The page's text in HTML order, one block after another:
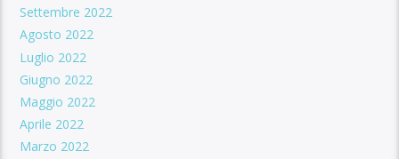
Settembre 2022
Agosto 2022
Luglio 2022
Giugno 2022
Maggio 2022
Aprile 2022
Marzo 2022